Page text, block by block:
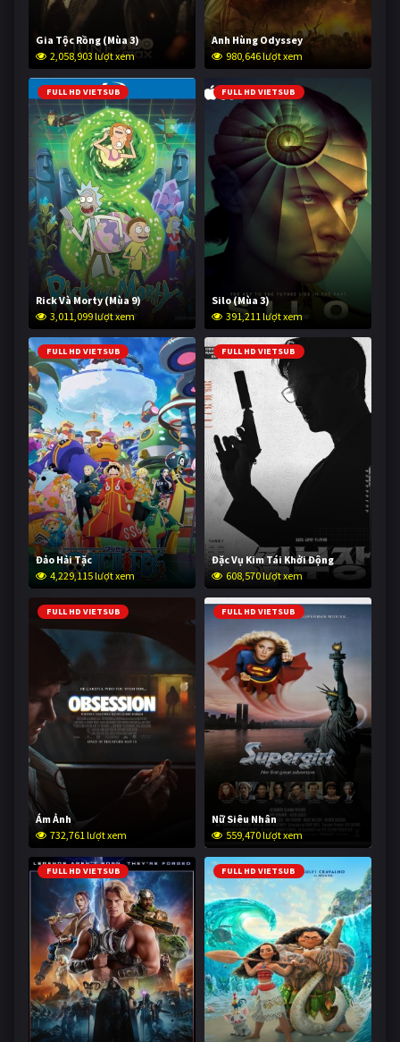
Gia Tộc Rồng (Mùa 3)
2,058,903 lượt xem
Anh Hùng Odyssey
980,646 lượt xem
FULL HD VIETSUB
Rick Và Morty (Mùa 9)
3,011,099 lượt xem
FULL HD VIETSUB
Silo (Mùa 3)
391,211 lượt xem
FULL HD VIETSUB
Đảo Hải Tặc
4,229,115 lượt xem
FULL HD VIETSUB
Đặc Vụ Kim Tái Khởi Động
608,570 lượt xem
FULL HD VIETSUB
Ám Ảnh
732,761 lượt xem
FULL HD VIETSUB
Nữ Siêu Nhân
559,470 lượt xem
FULL HD VIETSUB FULL HD VIETSUB